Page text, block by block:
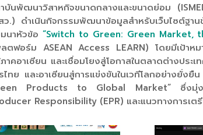
บันพัฒนาวิสาหกิจขนาดกลางและขนาดย่อม
ว.) ดำเนินกิจกรรมพัฒนาข้อมูลสำหรับเว็บไซต์ฐา
นาหัวข้อ“Switch to Green: Green Market,
ตฟอร์ม ASEAN Access LEARN) โดยมีเป้าหม
าคอาเซียน และเชื่อมโยงสู่โอกาสในตลาดต่างปร
ไทย และอาเซียนสู่การแข่งขันในเวทีโลกอย่างยั่ง
Products to Global Market” ซึ่งมุ่งนำเ
Responsibility (EPR) และแนวทางการเ